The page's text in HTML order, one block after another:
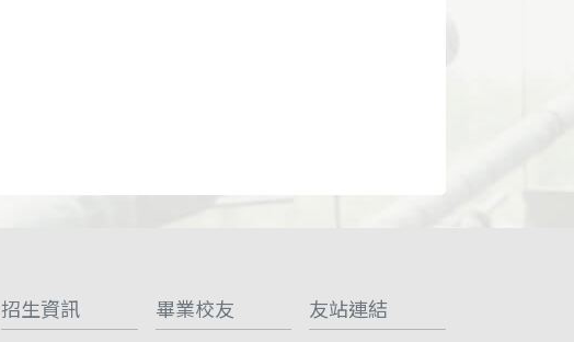
招生資訊 畢業校友 友站連結